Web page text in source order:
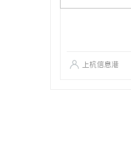
上杭信息港